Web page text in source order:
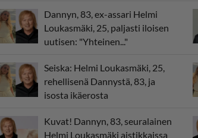
Dannyn, 83, ex-assari Helmi
Loukasmäki, 25, paljasti iloisen
uutisen: "Yhteinen..."
Seiska: Helmi Loukasmäki, 25,
rehellisenä Dannystä, 83, ja
isosta ikäerosta
Kuvat! Dannyn, 83, seuralainen
Helmi Loukasmäki aistikkaissa